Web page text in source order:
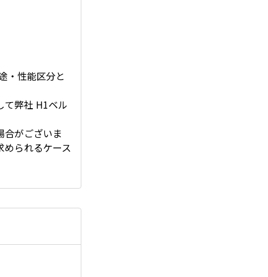
・性能区分と
て弊社 H1ベル
合がございま
められるケース